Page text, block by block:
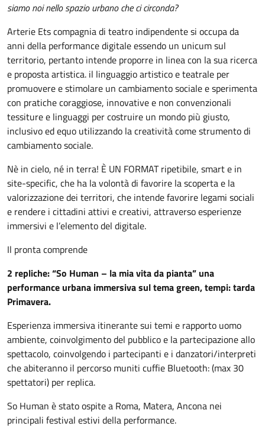
siamo noi nello spazio urbano che ci circonda?
Arterie Ets compagnia di teatro indipendente si occupa da
anni della performance digitale essendo un unicum sul
territorio, pertanto intende proporre in linea con la sua ricerca
e proposta artistica. il linguaggio artistico e teatrale per
promuovere e stimolare un cambiamento sociale e sperimenta
con pratiche coraggiose, innovative e non convenzionali
tessiture e linguaggi per costruire un mondo più giusto,
inclusivo ed equo utilizzando la creatività come strumento di
cambiamento sociale.
Nè in cielo, né in terra! È UN FORMAT ripetibile, smart e in
site-specific, che ha la volontà di favorire la scoperta e la
valorizzazione dei territori, che intende favorire legami sociali
e rendere i cittadini attivi e creativi, attraverso esperienze
immersivi e l’elemento del digitale.
Il pronta comprende
2 repliche: “So Human – la mia vita da pianta” una
performance urbana immersiva sul tema green, tempi: tarda
Primavera.
Esperienza immersiva itinerante sui temi e rapporto uomo
ambiente, coinvolgimento del pubblico e la partecipazione allo
spettacolo, coinvolgendo i partecipanti e i danzatori/interpreti
che abiteranno il percorso muniti cuffie Bluetooth: (max 30
spettatori) per replica.
So Human è stato ospite a Roma, Matera, Ancona nei
principali festival estivi della performance.